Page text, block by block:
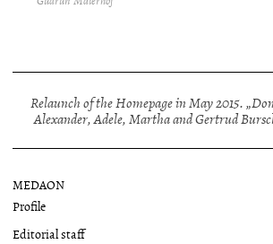
Relaunch of the Homepage in May 2015.
Alexander, Adele, Martha and Gertrud
MEDAON
Profile
Editorial staff